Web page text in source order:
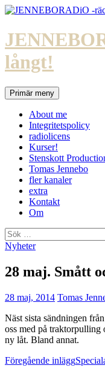
Hoppa
innehåll
långt!
SökPrimär meny
About me
Integritetspolicy
radiolicens
Kurser!
Stenskott
Tomas Jennebo
fler kanaler
extra
Kontakt
Om
Sök
efter:
Nyheter
28 maj. Smått
28 maj, 2014 Tomas
Näst sista sändningen
oss med på traktorpulling
ny låt. Bland annat.
Föregående inlägg